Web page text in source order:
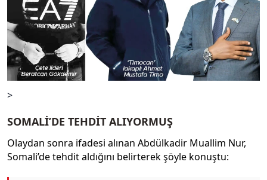
>
SOMALİ’DE TEHDİT ALIYORMUŞ
Olaydan sonra ifadesi alınan Abdülkadir Muallim Nur,
Somali’de tehdit aldığını belirterek şöyle konuştu: